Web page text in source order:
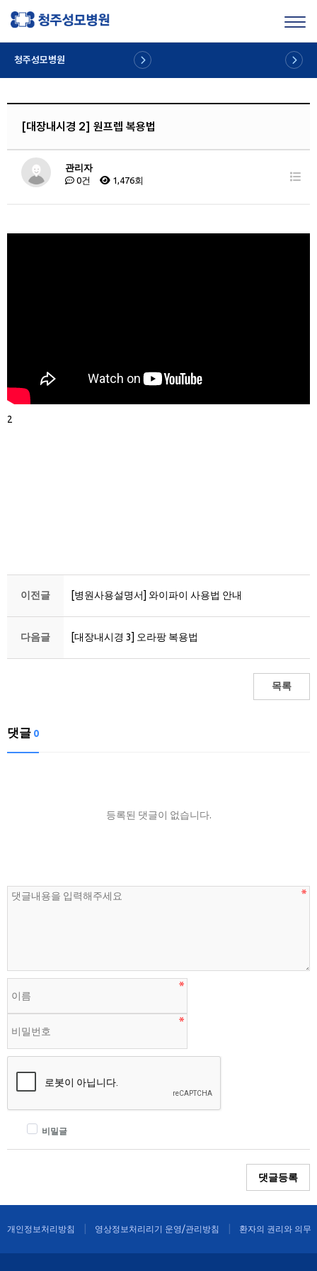
청주성모병원
[대장내시경 2] 원프렙 복용법
관리자
0건
1,476회
2
이전글 [병원사용설명서] 와이파이 사용법 안내
다음글 [대장내시경 3] 오라팡 복용법
목록
댓글 0
등록된 댓글이 없습니다.
비밀글
댓글등록
개인정보처리방침 영상정보처리리기 운영/관리방침 환자의 권리와 의무